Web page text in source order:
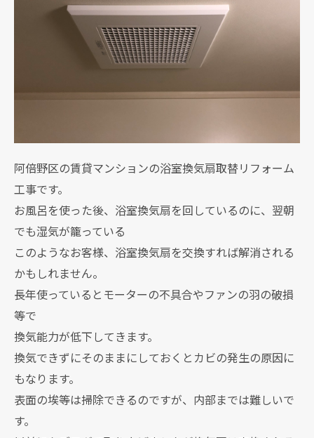
阿倍野区の賃貸マンションの浴室換気扇取替リフォーム
工事です。
お風呂を使った後、浴室換気扇を回しているのに、翌朝
でも湿気が籠っている
このようなお客様、浴室換気扇を交換すれば解消される
かもしれません。
長年使っているとモーターの不具合やファンの羽の破損
等で
換気能力が低下してきます。
換気できずにそのままにしておくとカビの発生の原因に
もなります。
表面の埃等は掃除できるのですが、内部までは難しいで
す。